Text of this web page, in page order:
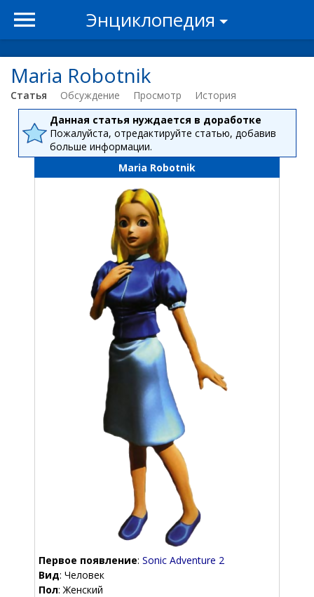
Энциклопедия
Maria Robotnik
Статья Обсуждение Просмотр
История
Данная статья нуждается в доработке
Пожалуйста, отредактируйте статью, добавив
больше информации.
Maria Robotnik
Первое появление: Sonic Adventure 2
Вид: Человек
Пол: Женский